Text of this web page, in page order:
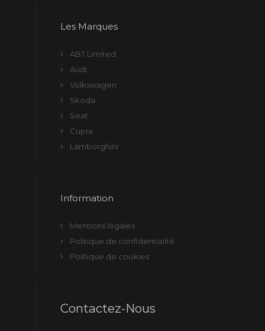
Les Marques
ABT Limited
Audi
Volkswagen
Skoda
Seat
Cupra
Lamborghini
Information
Mentions légales
Politique de confidentialité
Politique de cookies
Contactez-Nous